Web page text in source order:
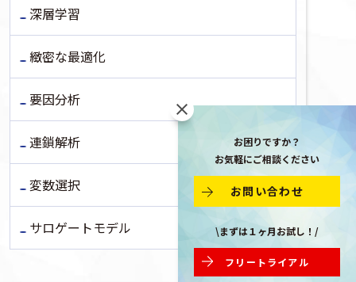
深層学習
緻密な最適化
要因分析
連鎖解析
変数選択
サロゲートモデル
お困りですか？
お気軽にご相談ください
お問い合わせ
\まずは１ヶ月お試し！/
フリートライアル